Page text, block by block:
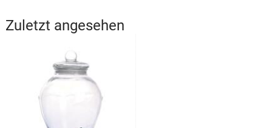
Zuletzt angesehen